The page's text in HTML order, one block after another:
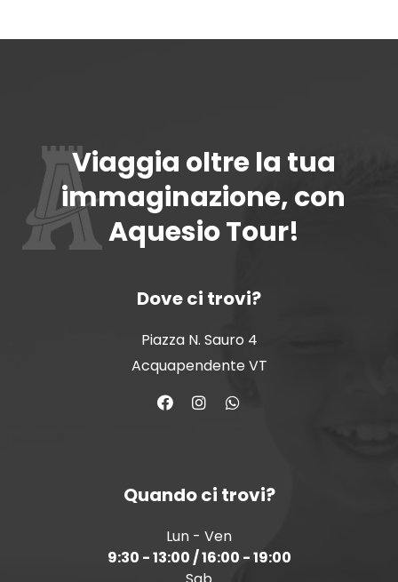
Viaggia oltre la tua
immaginazione, con
Aquesio Tour!
Dove ci trovi?
Piazza N. Sauro 4
Acquapendente VT
Quando ci trovi?
Lun - Ven
9:30 - 13:00 / 16:00 - 19:00